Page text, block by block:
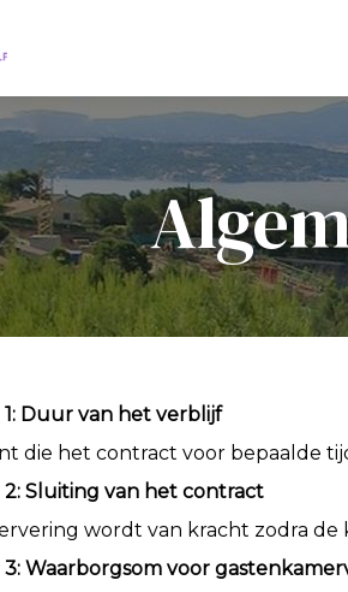
Duur van het verblijf
die het contract voor bepaalde
Sluiting van het contract
wordt van kracht zodra
Waarborgsom voor